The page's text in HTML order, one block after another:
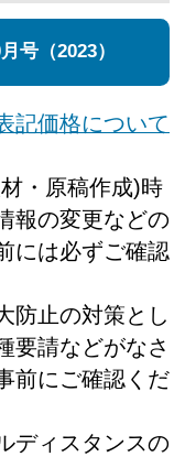
号（2023）
記価格について
・原稿作成)時
報の変更などの
には必ずご確認
防止の対策とし
要請などがなさ
前にご確認くだ
ディスタンスの